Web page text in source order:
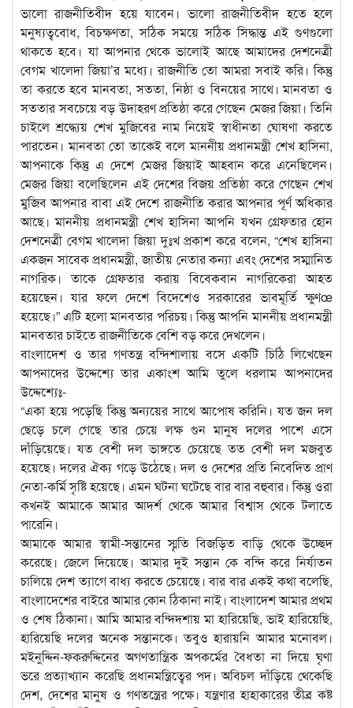
ভালো রাজনীতিবীদ হয়ে যাবেন। ভালো রাজনীতিবীদ হতে হলে
মনুষ্যত্ববোধ, বিচক্ষণতা, সঠিক সময়ে সঠিক সিদ্ধান্ত এই গুণগুলো
থাকতে হবে। যা আপনার থেকে ভালোই আছে আমাদের দেশনেত্রী
বেগম খালেদা জিয়া’র মধ্যে। রাজনীতি তো আমরা সবাই করি। কিন্তু
তা করতে হবে মানবতা, সততা, নিষ্ঠা ও বিনয়ের সাথে। মানবতা ও
সততার সবচেয়ে বড় উদাহরণ প্রতিষ্ঠা করে গেছেন মেজর জিয়া। তিনি
চাইলে শ্রদ্ধ্যেয় শেখ মুজিবের নাম নিয়েই স্বাধীনতা ঘোষণা করতে
পারতেন। মানবতা তো তাকেই বলে মাননীয় প্রধানমন্ত্রী শেখ হাসিনা,
আপনাকে কিন্তু এ দেশে মেজর জিয়াই আহবান করে এনেছিলেন।
মেজর জিয়া বলেছিলেন এই দেশের বিজয় প্রতিষ্ঠা করে গেছেন শেখ
মুজিব আপনার বাবা এই দেশে রাজনীতি করার আপনার পূর্ণ অধিকার
আছে। মাননীয় প্রধানমন্ত্রী শেখ হাসিনা আপনি যখন গ্রেফতার হোন
দেশনেত্রী বেগম খালেদা জিয়া দুঃখ প্রকাশ করে বলেন, “শেখ হাসিনা
একজন সাবেক প্রধানমন্ত্রী, জাতীয় নেতার কন্যা এবং দেশের সম্মানিত
নাগরিক। তাকে গ্রেফতার করায় বিবেকবান নাগরিকেরা আহত
হয়েছেন। যার ফলে দেশে বিদেশেও সরকারের ভাবমূর্তি ক্ষুণœ
হয়েছে।” এটি হলো মানবতার পরিচয়। কিন্তু আপনি মাননীয় প্রধানমন্ত্রী
মানবতার চাইতে রাজনীতিকে বেশি বড় করে দেখলেন।
বাংলাদেশ ও তার গণতন্ত্র বন্দিশালায় বসে একটি চিঠি লিখেছেন
আপনাদের উদ্দেশ্যে তার একাংশ আমি তুলে ধরলাম আপনাদের
উদ্দেশ্যেঃ-
“একা হয়ে পড়েছি কিন্তু অন্যয়ের সাথে আপোষ করিনি। যত জন দল
ছেড়ে চলে গেছে তার চেয়ে লক্ষ গুন মানুষ দলের পাশে এসে
দাঁড়িয়েছে। যত বেশী দল ভাঙ্গতে চেয়েছে তত বেশী দল মজবুত
হয়েছে। দলের ঐক্য গড়ে উঠেছে। দল ও দেশের প্রতি নিবেদিত প্রাণ
নেতা-কর্মি সৃষ্টি হয়েছে। এমন ঘটনা ঘটেছে বার বার বহুবার। কিন্তু ওরা
কখনই আমাকে আমার আদর্শ থেকে আমার বিশ্বাস থেকে টলাতে
পারেনি।
আমাকে আমার স্বামী-সন্তানের স্মৃতি বিজড়িত বাড়ি থেকে উচ্ছেদ
করেছে। জেলে দিয়েছে। আমার দুই সন্তান কে বন্দি করে নির্যাতন
চালিয়ে দেশ ত্যাগে বাধ্য করতে চেয়েছে। বার বার একই কথা বলেছি,
বাংলাদেশের বাইরে আমার কোন ঠিকানা নাই। বাংলাদেশ আমার প্রথম
ও শেষ ঠিকানা। আমি আমার বন্দিদশায় মা হারিয়েছি, ভাই হারিয়েছি,
হারিয়েছি দলের অনেক সন্তানকে। তবুও হারায়নি আমার মনোবল।
মইনুদ্দিন-ফকরুদ্দিনের অগণতান্ত্রিক অপকর্মের বৈধতা না দিয়ে ঘৃণা
ভরে প্রত্যাখ্যান করেছি প্রধানমন্ত্রিত্বের পদ। অবিচল দাঁড়িয়ে থেকেছি
দেশ, দেশের মানুষ ও গণতন্ত্রের পক্ষে। যন্ত্রণার হাহাকারের তীব্র কষ্ট